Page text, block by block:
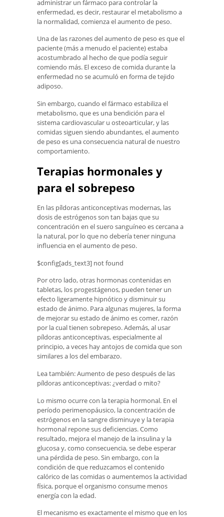
administrar un fármaco para controlar la
enfermedad, es decir, restaurar el metabolismo a
la normalidad, comienza el aumento de peso.
Una de las razones del aumento de peso es que el
paciente (más a menudo el paciente) estaba
acostumbrado al hecho de que podía seguir
comiendo más. El exceso de comida durante la
enfermedad no se acumuló en forma de tejido
adiposo.
Sin embargo, cuando el fármaco estabiliza el
metabolismo, que es una bendición para el
sistema cardiovascular u osteoarticular, y las
comidas siguen siendo abundantes, el aumento
de peso es una consecuencia natural de nuestro
comportamiento.
Terapias hormonales y
para el sobrepeso
En las píldoras anticonceptivas modernas, las
dosis de estrógenos son tan bajas que su
concentración en el suero sanguíneo es cercana a
la natural, por lo que no debería tener ninguna
influencia en el aumento de peso.
$config[ads_text3] not found
Por otro lado, otras hormonas contenidas en
tabletas, los progestágenos, pueden tener un
efecto ligeramente hipnótico y disminuir su
estado de ánimo. Para algunas mujeres, la forma
de mejorar su estado de ánimo es comer, razón
por la cual tienen sobrepeso. Además, al usar
píldoras anticonceptivas, especialmente al
principio, a veces hay antojos de comida que son
similares a los del embarazo.
Lea también: Aumento de peso después de las
píldoras anticonceptivas: ¿verdad o mito?
Lo mismo ocurre con la terapia hormonal. En el
período perimenopáusico, la concentración de
estrógenos en la sangre disminuye y la terapia
hormonal repone sus deficiencias. Como
resultado, mejora el manejo de la insulina y la
glucosa y, como consecuencia, se debe esperar
una pérdida de peso. Sin embargo, con la
condición de que reduzcamos el contenido
calórico de las comidas o aumentemos la actividad
física, porque el organismo consume menos
energía con la edad.
El mecanismo es exactamente el mismo que en los